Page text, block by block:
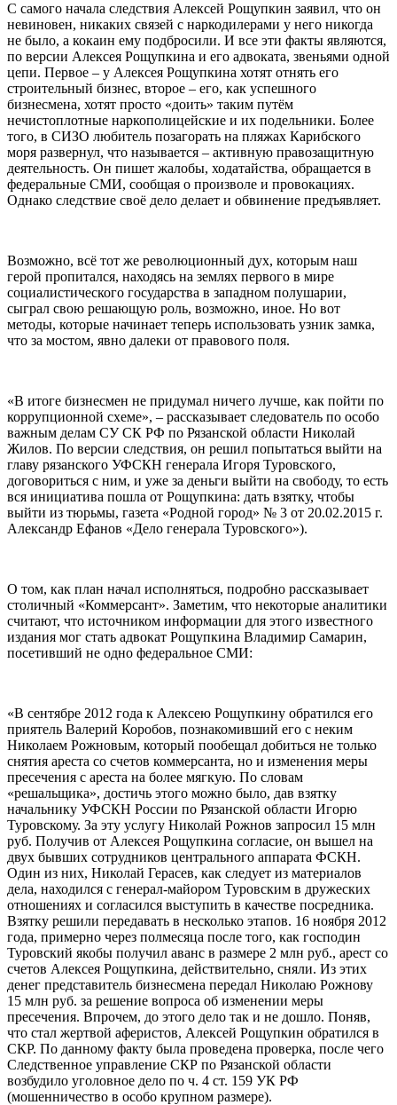
С самого начала следствия Алексей Рощупкин заявил, что он
невиновен, никаких связей с наркодилерами у него никогда
не было, а кокаин ему подбросили. И все эти факты являются,
по версии Алексея Рощупкина и его адвоката, звеньями одной
цепи. Первое – у Алексея Рощупкина хотят отнять его
строительный бизнес, второе – его, как успешного
бизнесмена, хотят просто «доить» таким путём
нечистоплотные наркополицейские и их подельники. Более
того, в СИЗО любитель позагорать на пляжах Карибского
моря развернул, что называется – активную правозащитную
деятельность. Он пишет жалобы, ходатайства, обращается в
федеральные СМИ, сообщая о произволе и провокациях.
Однако следствие своё дело делает и обвинение предъявляет.
Возможно, всё тот же революционный дух, которым наш
герой пропитался, находясь на землях первого в мире
социалистического государства в западном полушарии,
сыграл свою решающую роль, возможно, иное. Но вот
методы, которые начинает теперь использовать узник замка,
что за мостом, явно далеки от правового поля.
«В итоге бизнесмен не придумал ничего лучше, как пойти по
коррупционной схеме», – рассказывает следователь по особо
важным делам СУ СК РФ по Рязанской области Николай
Жилов. По версии следствия, он решил попытаться выйти на
главу рязанского УФСКН генерала Игоря Туровского,
договориться с ним, и уже за деньги выйти на свободу, то есть
вся инициатива пошла от Рощупкина: дать взятку, чтобы
выйти из тюрьмы, газета «Родной город» № 3 от 20.02.2015 г.
Александр Ефанов «Дело генерала Туровского»).
О том, как план начал исполняться, подробно рассказывает
столичный «Коммерсант». Заметим, что некоторые аналитики
считают, что источником информации для этого известного
издания мог стать адвокат Рощупкина Владимир Самарин,
посетивший не одно федеральное СМИ:
«В сентябре 2012 года к Алексею Рощупкину обратился его
приятель Валерий Коробов, познакомивший его с неким
Николаем Рожновым, который пообещал добиться не только
снятия ареста со счетов коммерсанта, но и изменения меры
пресечения с ареста на более мягкую. По словам
«решальщика», достичь этого можно было, дав взятку
начальнику УФСКН России по Рязанской области Игорю
Туровскому. За эту услугу Николай Рожнов запросил 15 млн
руб. Получив от Алексея Рощупкина согласие, он вышел на
двух бывших сотрудников центрального аппарата ФСКН.
Один из них, Николай Герасев, как следует из материалов
дела, находился с генерал-майором Туровским в дружеских
отношениях и согласился выступить в качестве посредника.
Взятку решили передавать в несколько этапов. 16 ноября 2012
года, примерно через полмесяца после того, как господин
Туровский якобы получил аванс в размере 2 млн руб., арест со
счетов Алексея Рощупкина, действительно, сняли. Из этих
денег представитель бизнесмена передал Николаю Рожнову
15 млн руб. за решение вопроса об изменении меры
пресечения. Впрочем, до этого дело так и не дошло. Поняв,
что стал жертвой аферистов, Алексей Рощупкин обратился в
СКР. По данному факту была проведена проверка, после чего
Следственное управление СКР по Рязанской области
возбудило уголовное дело по ч. 4 ст. 159 УК РФ
(мошенничество в особо крупном размере).